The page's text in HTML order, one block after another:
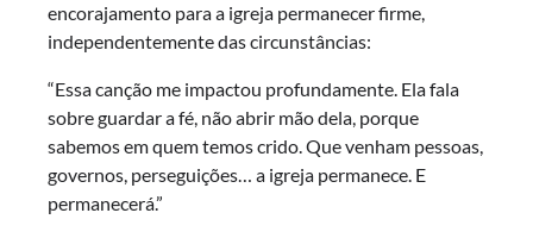
encorajamento para a igreja permanecer firme,
independentemente das circunstâncias:
“Essa canção me impactou profundamente. Ela fala
sobre guardar a fé, não abrir mão dela, porque
sabemos em quem temos crido. Que venham pessoas,
governos, perseguições… a igreja permanece. E
permanecerá.”